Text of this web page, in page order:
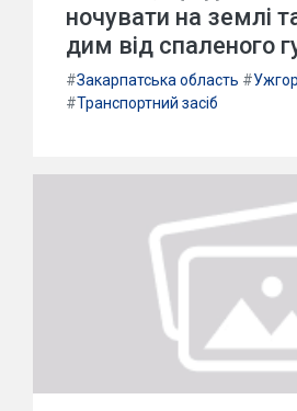
ночувати на землі
дим від спаленого
#Закарпатська область #
#Транспортний засіб